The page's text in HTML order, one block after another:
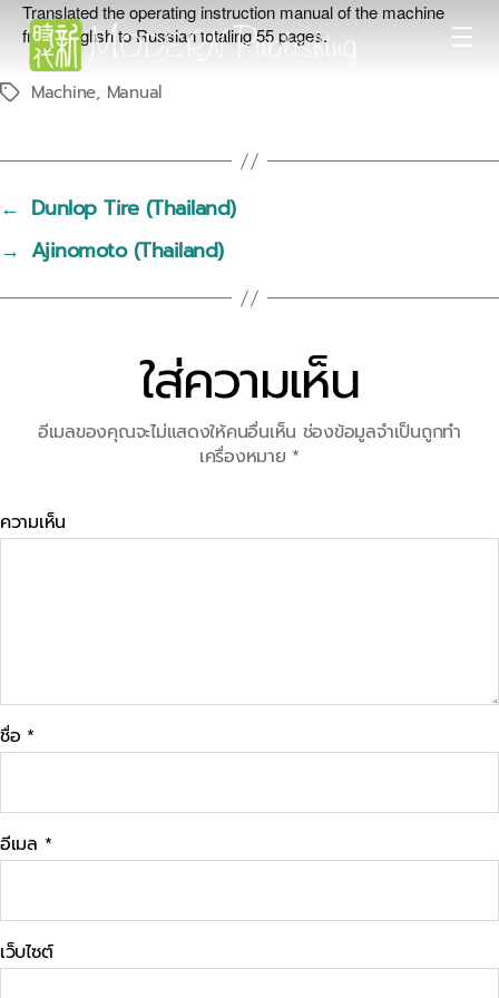
Modern
Translated the operating instruction manual of the machine
from English to Russian totaling 55 pages.
TagsMachine, Manual
← Dunlop Tire (Thailand)
→ Ajinomoto (Thailand)
ใส่ความเห็น
อีเมลของคุณจะไม่แสดงให้คนอื่นเห็น ช่องข้อมูลจำเป็นถูกทำ
เครื่องหมาย *
ความเห็น
ชื่อ *
อีเมล *
เว็บไซต์